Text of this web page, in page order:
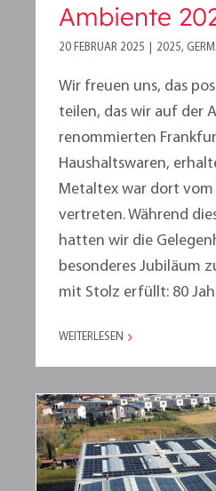
Ambiente
20 FEBRUAR 2025 2025,
Wir freuen uns, das
teilen, das wir auf der
renommierten
Haushaltswaren,
Metaltex war dort vom
vertreten. Während
hatten wir die
besonderes Jubiläum
mit Stolz erfüllt: 80
WEITERLESEN